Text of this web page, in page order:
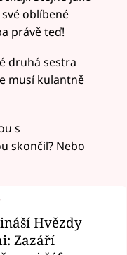
oblíbené
právě teď!
druhá sestra
musí kulantně
s
skončil? Nebo
Hvězdy
Zazáří